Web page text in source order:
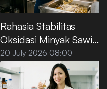
Rahasia Stabilitas
Oksidasi Minyak Sawit
Premium untuk Deep
Frying
20 July 2026 08:00